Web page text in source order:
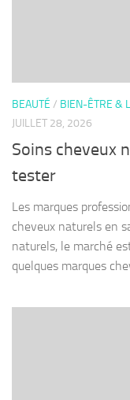
BEAUTÉ / BIEN-ÊTRE &
JUILLET 28, 2026
Soins cheveux
tester
Les marques
cheveux naturels en
naturels, le marché
quelques marques